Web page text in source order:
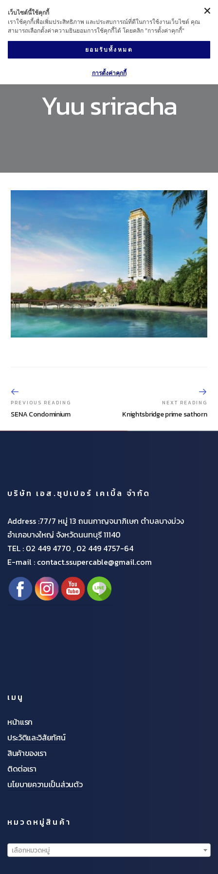
Yuu sriracha
PREVIOUS READING
SENA Condominium
NEXT READING
Knightsbridge prime sathorn
บริษัท เอส.ซุปเปอร์ เคเบิ้ล จำกัด
Address :77/7 หมู่ 13 ถนนกาญจนาภิเษก ตำบลบางม่วง
อำเภอบางใหญ่ จังหวัดนนทบุรี 11140
TEL : 02 449 4770 , 02 449 4757-64
E-mail : contact.ssupercable@gmail.com
เมนู
หน้าแรก
ประวัติและวิสัยทัศน์
สินค้าของเรา
ติดต่อเรา
นโยบายความเป็นส่วนตัว
หมวดหมู่สินค้า
เลือกหมวดหมู่
เว็บไซต์นี้ใช้คุกกี้
เราใช้คุกกี้เพื่อเพิ่มประสิทธิภาพ และประสบการณ์ที่ดีในการใช้งานเว็บไซต์ คุณ
สามารถเลือกตั้งค่าความยินยอมการใช้คุกกี้ได้ โดยคลิก "การตั้งค่าคุกกี้"
ยอมรับทั้งหมด
การตั้งค่าคุกกี้